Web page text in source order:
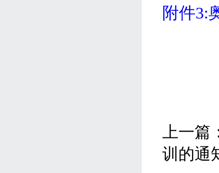
附件3:
上一篇
训的通